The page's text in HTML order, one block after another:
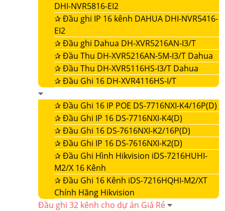
DHI-NVR5816-EI2
✰Đầu ghi IP 16 kênh DAHUA DHI-NVR5416-
EI2
✰Đầu ghi Dahua DH-XVR5216AN-I3/T
✰Đầu Thu DH-XVR5216AN-5M-I3/T Dahua
✰Đầu Thu DH-XVR5116HS-I3/T Dahua
✰Đầu Ghi 16 DH-XVR4116HS-I/T
✰Đầu Ghi 16 IP POE DS-7716NXI-K4/16P(D)
✰Đầu Ghi IP 16 DS-7716NXI-K4(D)
✰Đầu Ghi 16 DS-7616NXI-K2/16P(D)
✰Đầu Ghi IP 16 DS-7616NXI-K2(D)
✰Đầu Ghi Hình Hikvision iDS-7216HUHI-
M2/X 16 Kênh
✰Đầu Ghi 16 Kênh iDS-7216HQHI-M2/XT
Chính Hãng Hikvision
Đầu ghi 32 kênh cho dự án Giá Rẻ